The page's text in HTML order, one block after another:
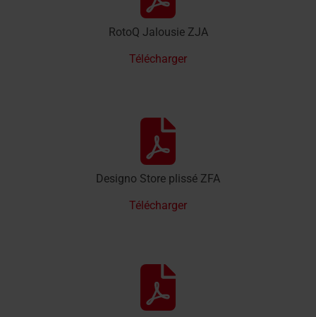
RotoQ Jalousie ZJA
Télécharger
Designo Store plissé ZFA
Télécharger